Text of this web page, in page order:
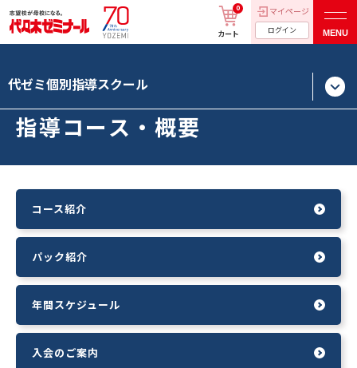
カート
0 マイページ
ログイン MENU
代ゼミ個別指導スクール
指導コース・概要
コース紹介
パック紹介
年間スケジュール
入会のご案内